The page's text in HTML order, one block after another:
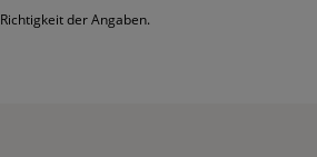
Richtigkeit der Angaben.